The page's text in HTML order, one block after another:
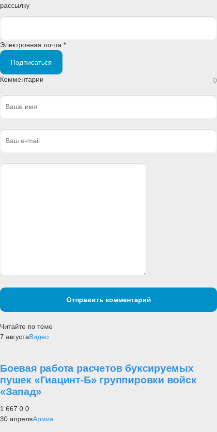
рассылку
Электронная почта *
Подписаться
Комментарии 0
Отправить комментарий
Читайте по теме
7 августаВидео
Боевая работа расчетов буксируемых
пушек «Гиацинт-Б» группировки войск
«Запад»
1 667 0 0
30 апреляАрмия